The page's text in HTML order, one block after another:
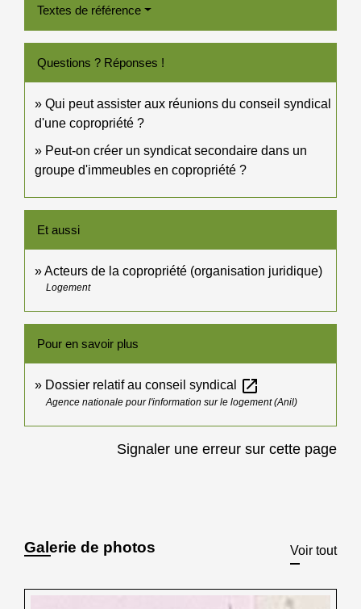
Textes de référence
Questions ? Réponses !
Qui peut assister aux réunions du conseil syndical
d'une copropriété ?
Peut-on créer un syndicat secondaire dans un
groupe d'immeubles en copropriété ?
Et aussi
Acteurs de la copropriété (organisation juridique)
Logement
Pour en savoir plus
Dossier relatif au conseil syndical open_in_new
Agence nationale pour l'information sur le logement (Anil)
Signaler une erreur sur cette page
Galerie de photos Voir tout